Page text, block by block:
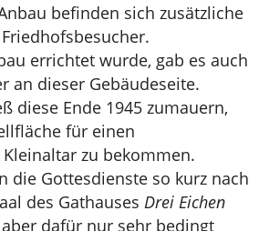
befinden sich zusätzliche
errichtet wurde, gab es auch
an dieser Gebäudeseite.
diese Ende 1945 zumauern,
für einen
zu bekommen.
die Gottesdienste so kurz nach
des Gathauses Drei Eichen
dafür nur sehr bedingt